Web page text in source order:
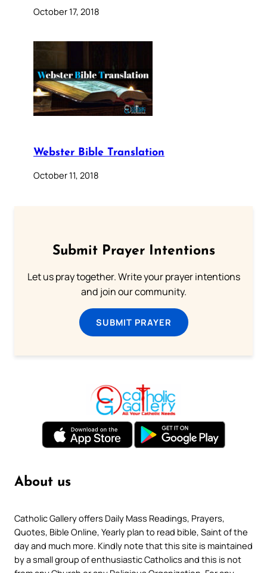
October 17, 2018
Webster Bible Translation
October 11, 2018
Submit Prayer Intentions
Let us pray together. Write your prayer intentions
and join our community.
SUBMIT PRAYER
About us
Catholic Gallery offers Daily Mass Readings, Prayers,
Quotes, Bible Online, Yearly plan to read bible, Saint of the
day and much more. Kindly note that this site is maintained
by a small group of enthusiastic Catholics and this is not